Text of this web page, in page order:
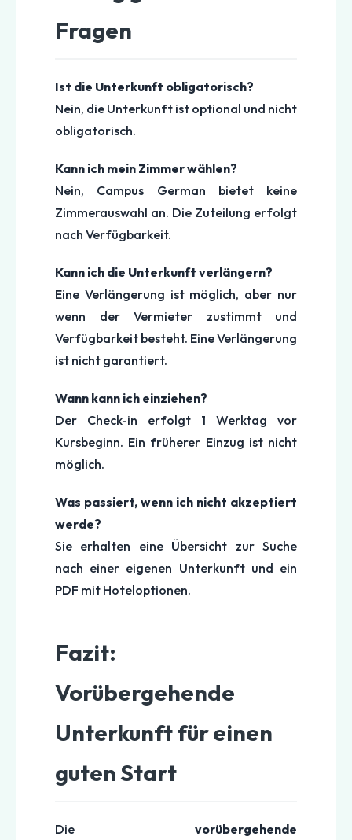
Fragen
Ist die Unterkunft obligatorisch?
Nein, die Unterkunft ist optional und nicht
obligatorisch.
Kann ich mein Zimmer wählen?
Nein, Campus German bietet keine
Zimmerauswahl an. Die Zuteilung erfolgt
nach Verfügbarkeit.
Kann ich die Unterkunft verlängern?
Eine Verlängerung ist möglich, aber nur
wenn der Vermieter zustimmt und
Verfügbarkeit besteht. Eine Verlängerung
ist nicht garantiert.
Wann kann ich einziehen?
Der Check-in erfolgt 1 Werktag vor
Kursbeginn. Ein früherer Einzug ist nicht
möglich.
Was passiert, wenn ich nicht akzeptiert
werde?
Sie erhalten eine Übersicht zur Suche
nach einer eigenen Unterkunft und ein
PDF mit Hoteloptionen.
Fazit:
Vorübergehende
Unterkunft für einen
guten Start
Die vorübergehende